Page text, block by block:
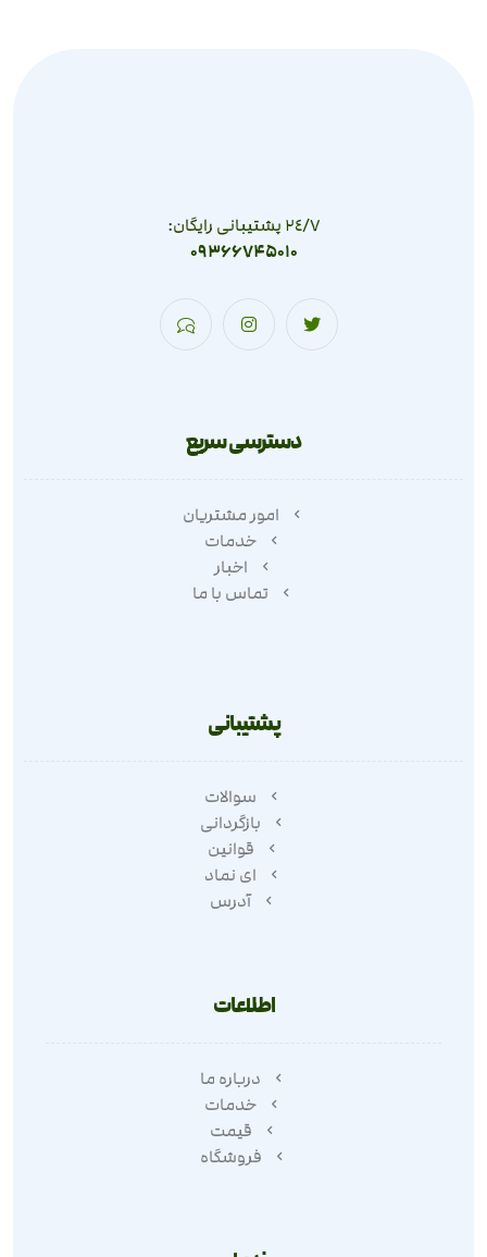
٢٤/٧ پشتیبانی رایگان:
09366745010
دسترسی سریع
امور مشتریان
خدمات
اخبار
تماس با ما
پشتیبانی
سوالات
بازگردانی
قوانین
ای نماد
آدرس
اطلاعات
درباره ما
خدمات
قیمت
فروشگاه